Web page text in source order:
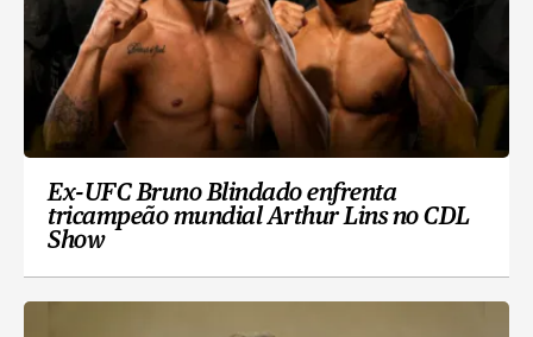
Ex-UFC Bruno Blindado enfrenta
tricampeão mundial Arthur Lins no CDL
Show